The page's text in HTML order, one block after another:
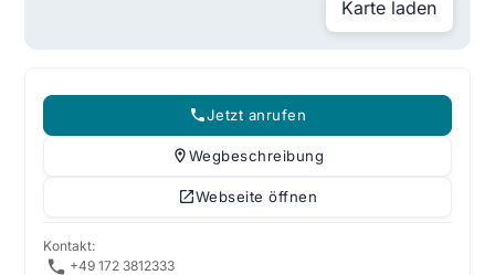
Karte laden
Jetzt anrufen
Wegbeschreibung
Webseite öffnen
Kontakt:
+49 172 3812333